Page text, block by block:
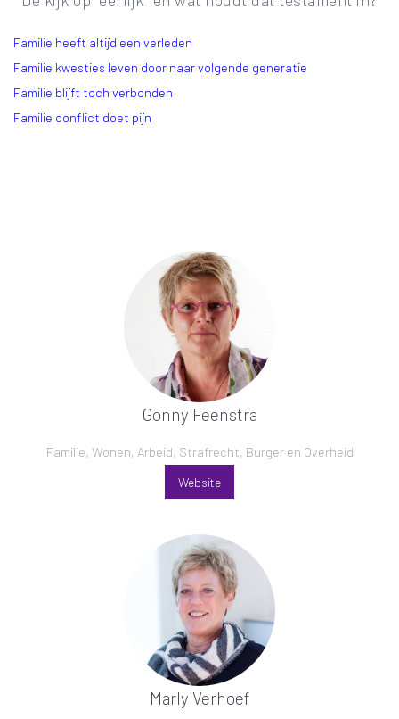
Familie heeft altijd een verleden
Familie kwesties leven door naar volgende generatie
Familie blijft toch verbonden
Familie conflict doet pijn
Gonny Feenstra
Familie, Wonen, Arbeid, Strafrecht, Burger en Overheid
Website
Marly Verhoef